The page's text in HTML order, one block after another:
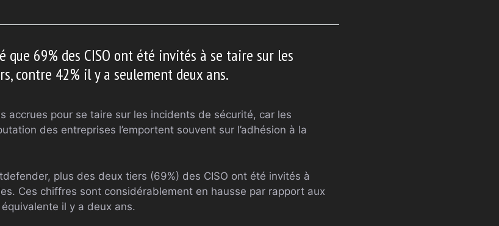
que 69% des CISO ont été invités à se taire sur les
contre 42% il y a seulement deux ans.
accrues pour se taire sur les incidents de sécurité, car les
des entreprises l’emportent souvent sur l’adhésion à la
plus des deux tiers (69%) des CISO ont été invités à
Ces chiffres sont considérablement en hausse par rapport aux
il y a deux ans.